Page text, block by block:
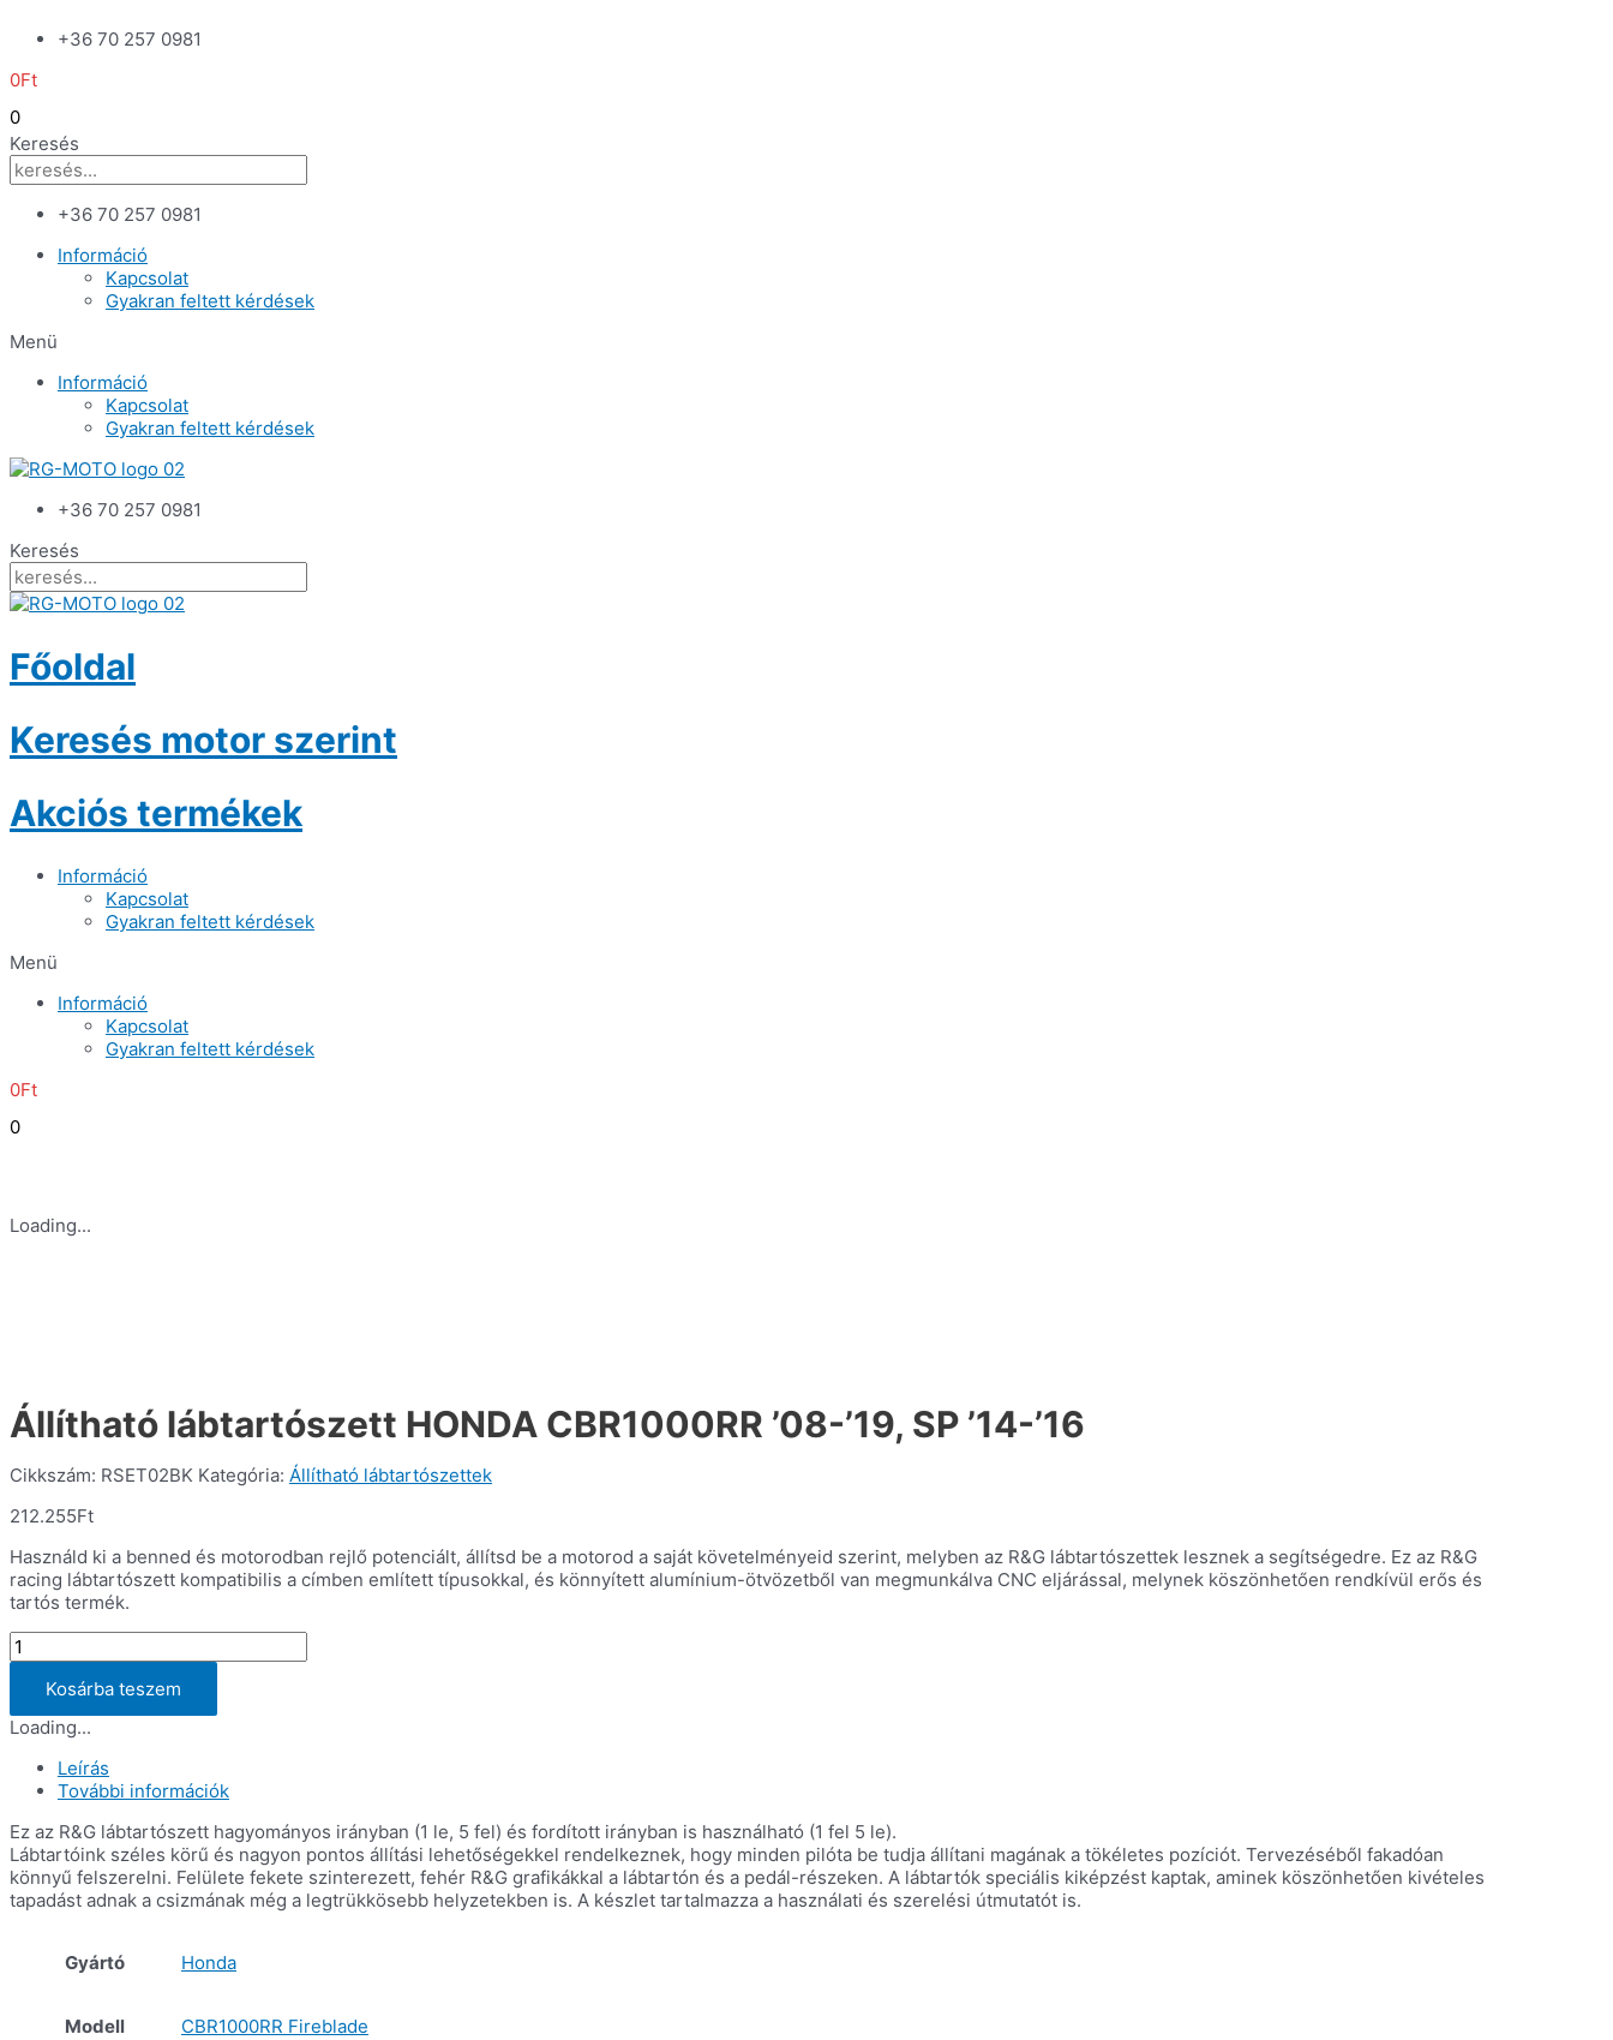
+36 70 257 0981
0Ft
0
Keresés
+36 70 257 0981
Információ
Kapcsolat
Gyakran feltett kérdések
Menü
Információ
Kapcsolat
Gyakran feltett kérdések
+36 70 257 0981
Keresés
Főoldal
Keresés motor szerint
Akciós termékek
Információ
Kapcsolat
Gyakran feltett kérdések
Menü
Információ
Kapcsolat
Gyakran feltett kérdések
0Ft
0
Loading...
Állítható lábtartószett HONDA CBR1000RR ’08-’19, SP ’14-’16
Cikkszám: RSET02BK Kategória: Állítható lábtartószettek
212.255Ft
Használd ki a benned és motorodban rejlő potenciált, állítsd be a motorod a saját követelményeid szerint, melyben az R&G lábtartószettek lesznek a segítségedre. Ez az R&G
racing lábtartószett kompatibilis a címben említett típusokkal, és könnyített alumínium-ötvözetből van megmunkálva CNC eljárással, melynek köszönhetően rendkívül erős és
tartós termék.
Állítható
lábtartószett
HONDA
CBR1000RR
'08-
'16
mennyiség
Kosárba teszem
Loading...
Leírás
További információk
Ez az R&G lábtartószett hagyományos irányban (1 le, 5 fel) és fordított irányban is használható (1 fel 5 le).
Lábtartóink széles körű és nagyon pontos állítási lehetőségekkel rendelkeznek, hogy minden pilóta be tudja állítani magának a tökéletes pozíciót. Tervezéséből fakadóan
könnyű felszerelni. Felülete fekete szinterezett, fehér R&G grafikákkal a lábtartón és a pedál-részeken. A lábtartók speciális kiképzést kaptak, aminek köszönhetően kivételes
tapadást adnak a csizmának még a legtrükkösebb helyzetekben is. A készlet tartalmazza a használati és szerelési útmutatót is.
Gyártó Honda
Modell CBR1000RR Fireblade